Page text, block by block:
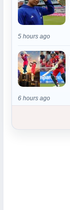
5 hours ago
6 hours ago